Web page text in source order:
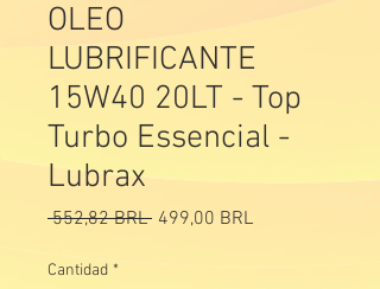
OLEO
LUBRIFICANTE
15W40 20LT - Top
Turbo Essencial -
Lubrax
552,82 BRL Precio
499,00 BRLPrecio
Cantidad *